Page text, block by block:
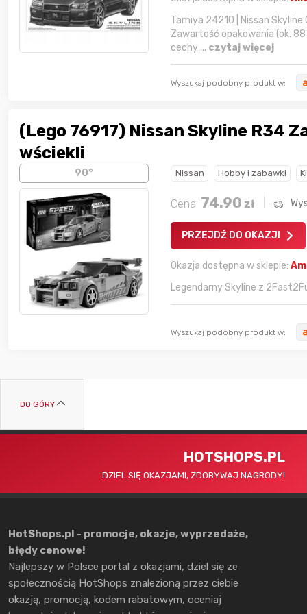
Tamiya 24210 | Nissan
Zawartość opakowania (ok.
cechy ... czytaj więcej
Wyszukaj podobny produkt w:
(Lego 76917) Nissan Skyline R34
wściekli
90° Nissan Hobby i zabawki
Cena: 74.90 zł
PRZEJDŹ DO OKAZJI
Okazja dostępna w sklepie:
Legendarny Skyline z
Wyszukaj podobny produkt w:
DO GÓRY
HOTSHOPS.PL
DZIEL SIĘ OKAZJAMI, ZDOBYWAJ NAGRODY!
HotShops.pl - promocje, okazje, wyprzedaże,
błędy cenowe!
Najlepszy w Polsce portal z okazjami, dziel się ze
społecznością HotShops znalezioną przez ciebie
okazją, promocją, kodem rabatowym, oceniaj